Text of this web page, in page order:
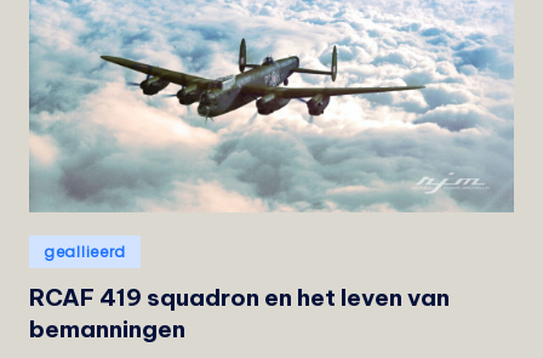
Geplaatst
in
geallieerd
RCAF 419 squadron en het leven van
bemanningen